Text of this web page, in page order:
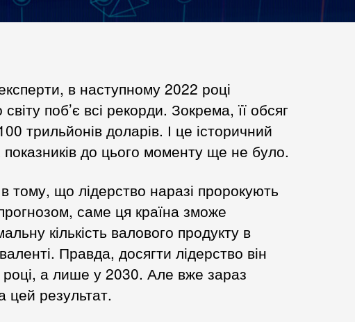
в наступному 2022 році
поб’є всі рекорди. Зокрема, її обсяг
трильйонів доларів. І це історичний
до цього моменту ще не було.
тому, що лідерство наразі пророкують
саме ця країна зможе
кількість валового продукту в
Правда, досягти лідерство він
а лише у 2030. Але вже зараз
цей результат.